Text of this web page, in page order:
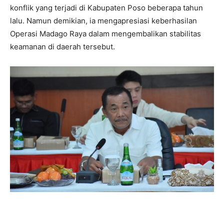
konflik yang terjadi di Kabupaten Poso beberapa tahun
lalu. Namun demikian, ia mengapresiasi keberhasilan
Operasi Madago Raya dalam mengembalikan stabilitas
keamanan di daerah tersebut.